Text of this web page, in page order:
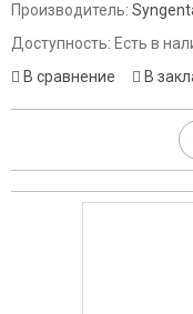
Производитель:
Доступность: Есть в
В сравнение
В